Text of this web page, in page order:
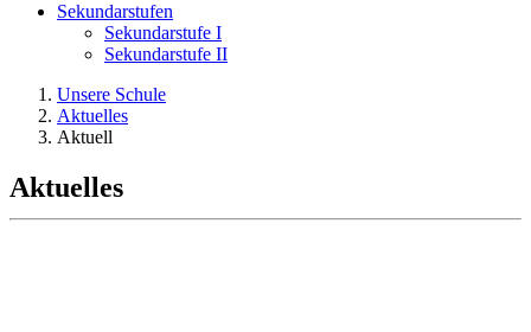
Sekundarstufen
Sekundarstufe I
Sekundarstufe II
Unsere Schule
Aktuelles
Aktuell
Aktuelles